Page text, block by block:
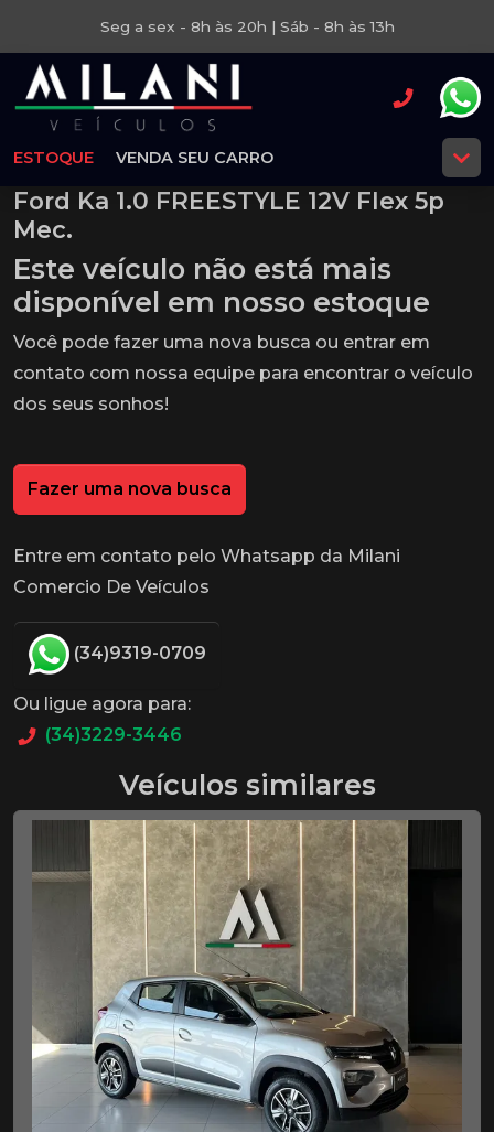
Seg a sex - 8h às 20h | Sáb - 8h às 13h
ESTOQUE VENDA SEU CARRO
Ford Ka 1.0 FREESTYLE 12V Flex 5p
Mec.
Este veículo não está mais
disponível em nosso estoque
Você pode fazer uma nova busca ou entrar em
contato com nossa equipe para encontrar o veículo
dos seus sonhos!
Fazer uma nova busca
Entre em contato pelo Whatsapp da Milani
Comercio De Veículos
(34)9319-0709
Ou ligue agora para:
(34)3229-3446
Veículos similares